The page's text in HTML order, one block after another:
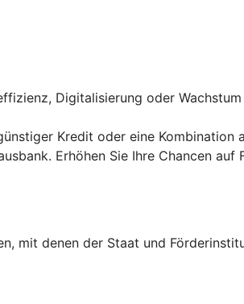
Digitalisierung oder
Kredit oder eine Kombination
Erhöhen Sie Ihre Chancen
mit denen der Staat und